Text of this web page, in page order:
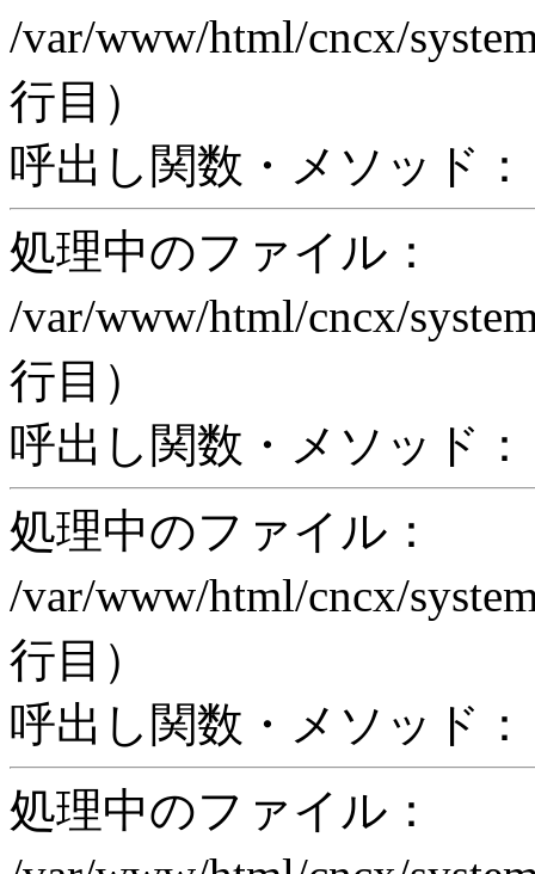
/var/www/html/cncx/
行目）
呼出し関数・メソッド：
処理中のファイル：
/var/www/html/cncx/
行目）
呼出し関数・メソッド：
処理中のファイル：
/var/www/html/cncx/
行目）
呼出し関数・メソッド：
処理中のファイル：